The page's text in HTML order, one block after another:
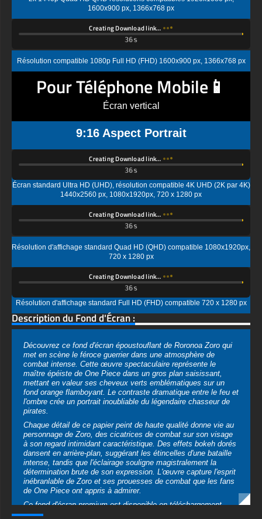
Creating Download link…
Résolution compatible 1080p Full HD (FHD) 1600x900 px, 1366x768 px
Pour Téléphone Mobile📱
Écran vertical
9:16 Aspect Portrait
Creating Download link…
Écran standard Ultra HD (UHD), résolution compatible 4K UHD (2K par 4K)
1440x2560 px, 1080x1920px, 720 x 1280 px
Résolution d'affichage standard Quad HD (QHD) compatible 1080x1920px,
Creating Download link…
Résolution d'affichage standard Full HD (FHD) compatible 720 x 1280 px
Description du Fond d'Écran :
Découvrez ce fond d'écran époustouflant de Roronoa Zoro qui
met en scène le féroce guerrier dans une atmosphère de
combat intense. Cette œuvre spectaculaire représente le
maître épéiste de One Piece dans un gros plan saisissant,
mettant en valeur ses cheveux verts emblématiques sur un
l'ombre crée un portrait inoubliable du légendaire chasseur de
pirates.
Chaque détail de ce papier peint de haute qualité donne vie au
personnage de Zoro, des cicatrices de combat sur son visage
à son regard intimidant caractéristique. Des effets bokeh dorés
dansent en arrière-plan, suggérant les étincelles d'une bataille
intense, tandis que l'éclairage souligne magistralement la
détermination brute de son expression. L'œuvre capture l'esprit
inébranlable de Zoro et ses prouesses de combat que les fans
de One Piece ont appris à admirer.
Ce fond d'écran premium est disponible en téléchargement
gratuit dans plusieurs formats pour répondre à vos besoins.
Que vous recherchiez une résolution Ultra HD 4K (3840x2160)
pour votre configuration de jeu ou une version verticale
parfaitement dimensionnée pour votre appareil mobile, ce fond
d'écran offre une qualité exceptionnelle. L'image est disponible
dans différents formats, dont JPG, garantissant une
compatibilité sur toutes les plateformes et tous les appareils.
arrière-plan,Télécharger ,gratuit ,fond d'écran ,Zoro